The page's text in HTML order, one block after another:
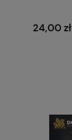
24,00 zł